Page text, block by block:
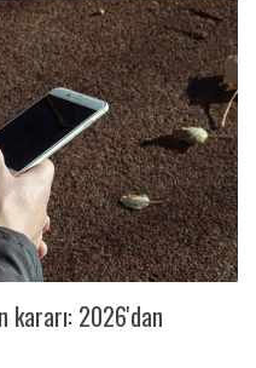
kararı: 2026'dan